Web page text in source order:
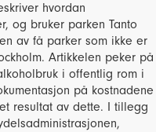
hvordan
og bruker parken Tanto
av få parker som ikke er
Artikkelen peker på
i offentlig rom i
på kostnadene
resultat av dette. I tillegg